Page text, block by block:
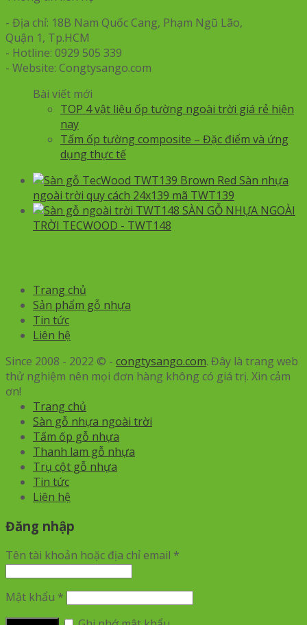
- Địa chỉ: 18B Nam Quốc Cang, Phạm Ngũ Lão,
Quận 1, Tp.HCM
- Hotline: 0929 505 339
- Website: Congtysango.com
Bài viết mới
TOP 4 vật liệu ốp tường ngoài trời giá rẻ hiện
nay
Tấm ốp tường composite – Đặc điểm và ứng
dụng thực tế
Sàn nhựa
ngoài trời quy cách 24x139 mã TWT139
SÀN GỖ NHỰA NGOÀI
TRỜI TECWOOD - TWT148
Trang chủ
Sản phẩm gỗ nhựa
Tin tức
Liên hệ
Since 2008 - 2022 © - congtysango.com. Đây là trang web
thử nghiệm nên mọi đơn hàng không có giá trị. Xin cảm
ơn!
Trang chủ
Sàn gỗ nhựa ngoài trời
Tấm ốp gỗ nhựa
Thanh lam gỗ nhựa
Trụ cột gỗ nhựa
Tin tức
Liên hệ
Đăng nhập
Tên tài khoản hoặc địa chỉ email *
Mật khẩu *